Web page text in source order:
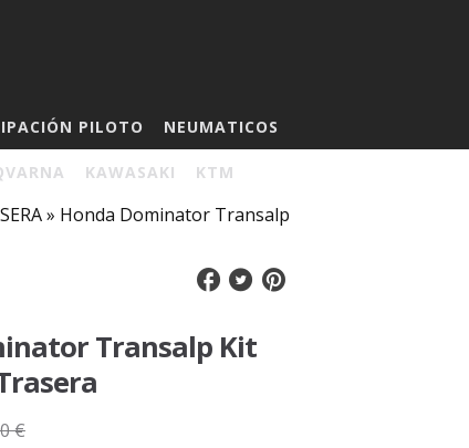
PILOTO NEUMATICOS
KAWASAKI KTM
» Honda Dominator Transalp
Transalp Kit
€